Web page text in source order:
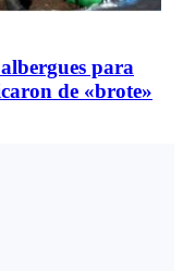
para
de «brote»